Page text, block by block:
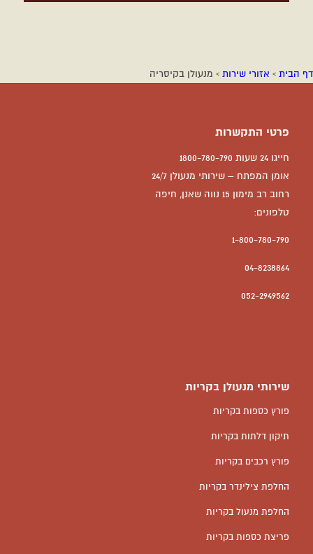
דף הבית › אזורי שירות › מנעולן בקיסריה
פרטי התקשרות
חייגו 24 שעות 1800-780-790
אומן המפתח – שירותי מנעולן 24/7
רחוב רב מימון 15 נווה שאנן, חיפה
טלפונים:
1-800-780-790
04-8238864
052-2949562
שירותי מנעולן בקריות
פורץ כספות בקריות
תיקון דלתות בקריות
פורץ רכבים בקריות
החלפת צילינדר בקריות
החלפת מנעול בקריות
פריצת כספות בקריות